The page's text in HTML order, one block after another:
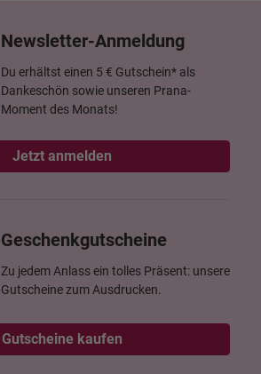
Newsletter-Anmeldung
Du erhältst einen 5 € Gutschein* als
Dankeschön sowie unseren Prana-
Moment des Monats!
Jetzt anmelden
Geschenkgutscheine
Zu jedem Anlass ein tolles Präsent: unsere
Gutscheine zum Ausdrucken.
Gutscheine kaufen